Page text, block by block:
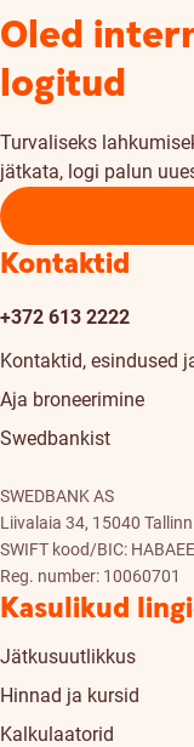
Oled
logitud
Turvaliseks
jätkata, logi palun
Kontaktid
+372 613 2222
Kontaktid, esindused
Aja broneerimine
Swedbankist
SWEDBANK AS
Liivalaia 34, 15040 Tallinn
SWIFT kood/BIC:
Reg. number: 10060701
Kasulikud
Jätkusuutlikkus
Hinnad ja kursid
Kalkulaatorid